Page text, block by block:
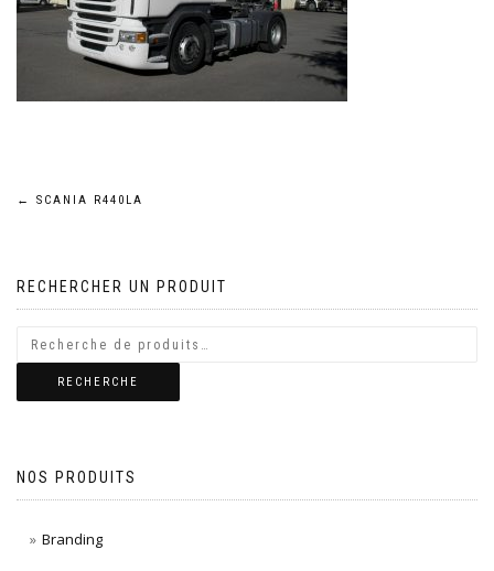
Navigation
l’article
← SCANIA R440LA
RECHERCHER UN PRODUIT
RECHERCHE
NOS PRODUITS
Branding